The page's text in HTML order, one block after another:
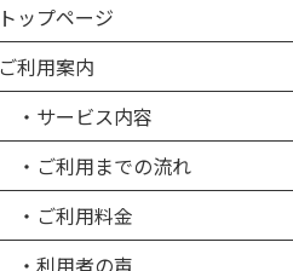
トップページ
ご利用案内
・サービス内容
・ご利用までの流れ
・ご利用料金
・利用者の声